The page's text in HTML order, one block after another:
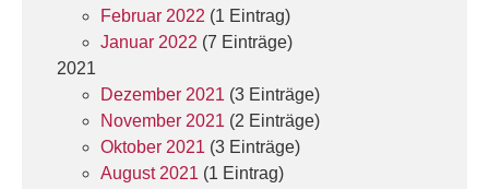
Februar 2022 (1 Eintrag)
Januar 2022 (7 Einträge)
2021
Dezember 2021 (3 Einträge)
November 2021 (2 Einträge)
Oktober 2021 (3 Einträge)
August 2021 (1 Eintrag)